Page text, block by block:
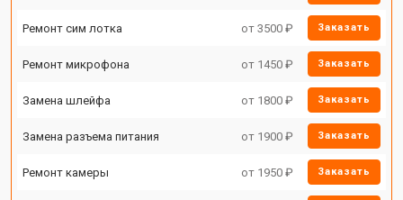
Ремонт сим лотка от 3500 ₽ Заказать
Ремонт микрофона от 1450 ₽ Заказать
Замена шлейфа от 1800 ₽ Заказать
Замена разъема питания от 1900 ₽ Заказать
Ремонт камеры от 1950 ₽ Заказать